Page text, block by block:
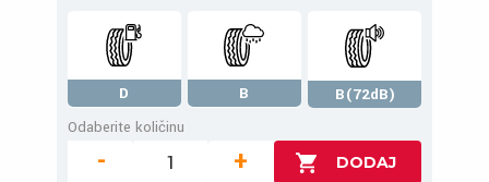
D B
B(72dB)
Odaberite količinu
- +